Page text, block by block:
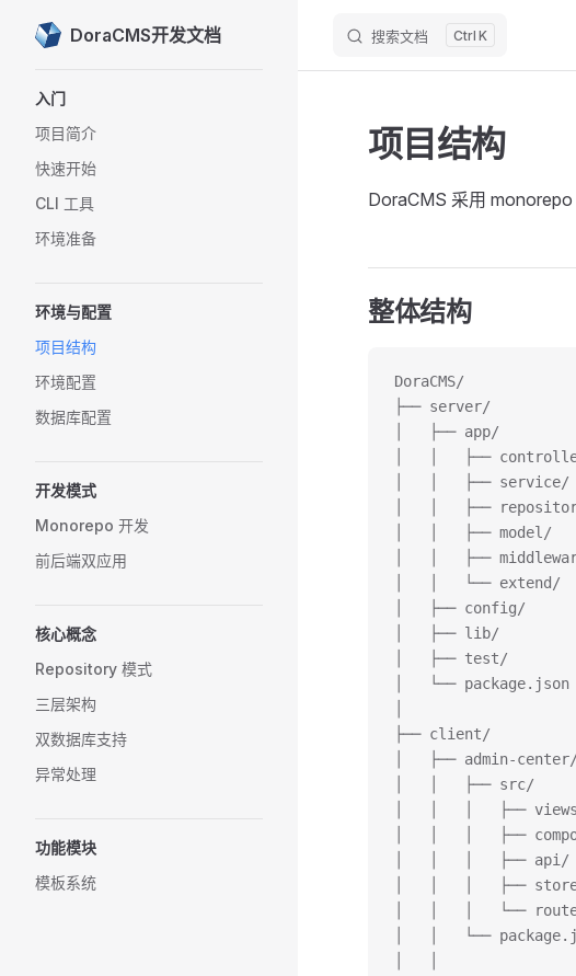
Skip to content
DoraCMS开发文档 搜索文档 K
入门
项目简介
快速开始
CLI 工具
环境准备
环境与配置
项目结构
环境配置
数据库配置
开发模式
Monorepo 开发
前后端双应用
核心概念
Repository 模式
三层架构
双数据库支持
异常处理
功能模块
模板系统
项目结构
DoraCMS 采用 monorepo
整体结构
DoraCMS/
├── server/
│   ├── app/
│   │   ├──
│   │   ├──
│   │   ├──
│   │   ├── model/
│   │   ├──
│   │   └──
│   ├── config/
│   ├── lib/
│   ├── test/
│   └── package.json
├── client/
│   ├── admin-
│   │   ├── src/
│   │   │   ├──
│   │   │   ├──
│   │   │   ├──
│   │   │   ├──
│   │   │   └──
│   │   └──